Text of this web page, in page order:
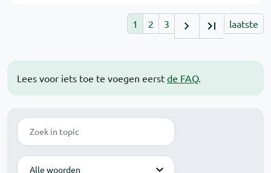
Lees voor iets toe te voegen eerst de FAQ.
Zoek
Modus
1 2 3 laatste